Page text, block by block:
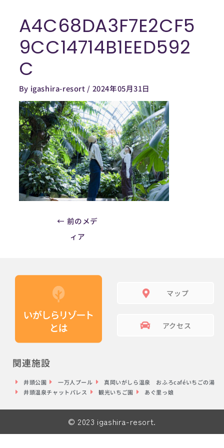
A4C68DA3F7E2CF5
9CC14714B1EED592
C
By igashira-resort / 2024年05月31日
Post
navigation
← 前のメデ
ィア
マップ
アクセス
関連施設
井頭公園 一万人プール
真岡いがしら温泉 おふろcaféいちごの湯
井頭温泉チャットパレス
観光いちご園 あぐ里っ娘
© 2023 igashira-resort.